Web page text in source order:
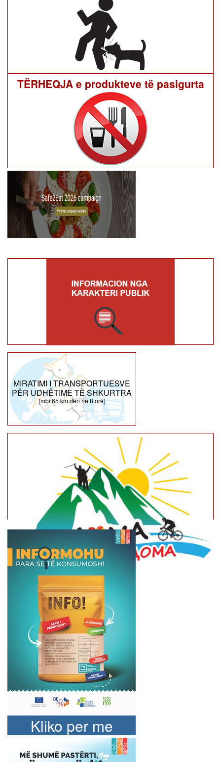
TËRHEQJA e produkteve të pasigurta
MIRATIMI I TRANSPORTUESVE
PËR UDHËTIME TË SHKURTRA
(mbi 65 km deri në 8 orë)
Kliko per me
shume